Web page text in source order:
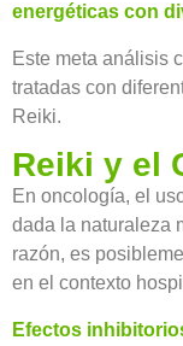
energéticas con
Este meta análisis
tratadas con
Reiki.
Reiki y el
En oncología, el
dada la naturaleza
razón, es
en el contexto
Efectos